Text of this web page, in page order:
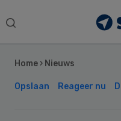
Search
Home › Nieuws
Opslaan Reageer nu
Sidebar